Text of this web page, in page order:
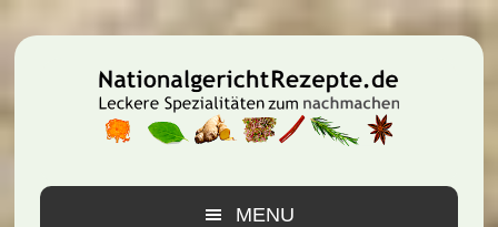
Hauptnavigation
Inhalt
Seitenspalte
MENU